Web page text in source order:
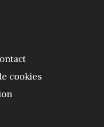
cookies